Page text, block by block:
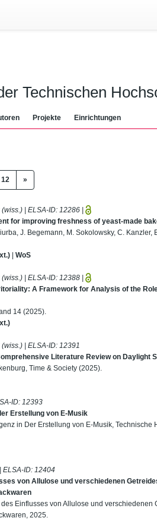
Technischen
Projekte Einrichtungen
12 »
| ELSA-ID: 12286 |
for improving freshness of yeast-made
J. Begemann, M. Sokolowsky, C. Kanzler,
|WoS
| ELSA-ID: 12388 |
A Framework for Analysis of the
14 (2025).
| ELSA-ID: 12391
Literature Review on Daylight
Time & Society (2025).
ID: 12393
Erstellung von E-Musik
in Der Erstellung von E-Musik, Technische
ELSA-ID: 12404
von Allulose und verschiedenen
Einflusses von Allulose und verschiedenen
2025.